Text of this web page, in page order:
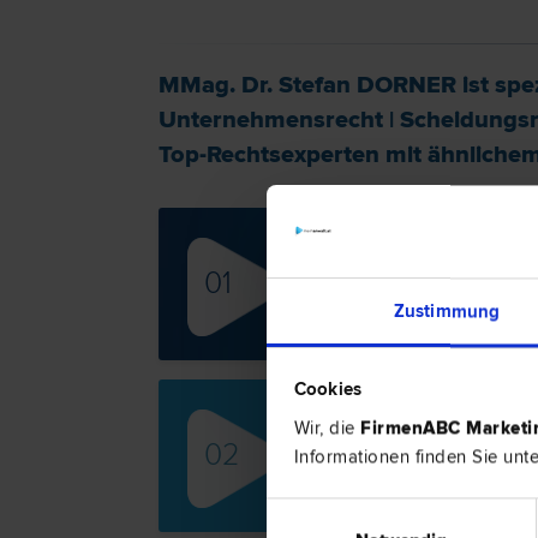
Zustimmung
Cookies
Wir, die FirmenABC
Informationen finden Sie
MMag. Dr. Stefan DORNER ist
Unternehmens­recht |
Top-Rechtsexperten mit
01
02
Dr.